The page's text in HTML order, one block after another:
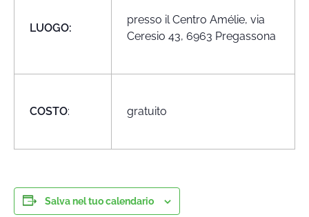
LUOGO:
presso il Centro Amélie, via
Ceresio 43, 6963 Pregassona
COSTO: gratuito
Salva nel tuo calendario